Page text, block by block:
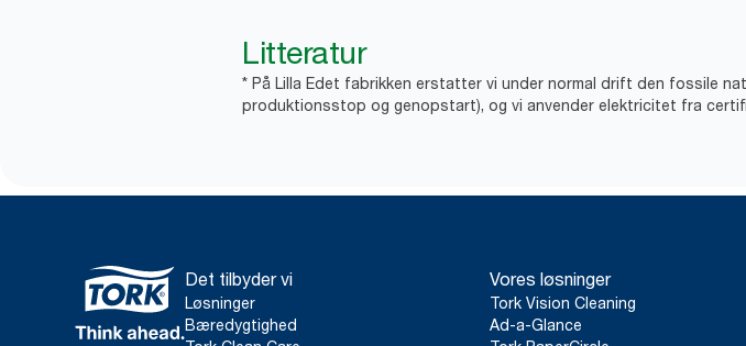
Litteratur
* På Lilla Edet fabrikken erstatter vi under normal drift den fossile
produktionsstop og genopstart), og vi anvender elektricitet fra
Det tilbyder vi
Løsninger
Bæredygtighed
Vores løsninger
Tork Vision Cleaning
Ad-a-Glance